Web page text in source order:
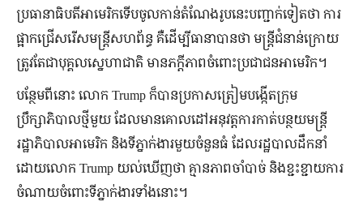
ប្រធានាធិបតីអាមេរិកទើបចូលកាន់តំណែងរូបនេះបញ្ជាក់ទៀតថា ការ
ផ្អាកជ្រើសរើសមន្ត្រីសហព័ន្ធ គឺដើម្បីធានាបានថា មន្ត្រីជំនាន់ក្រោយ
ត្រូវតែជាបុគ្គលស្នេហាជាតិ មានភក្ដីភាពចំពោះប្រជាជនអាមេរិក។
បន្ថែមពីនោះ លោក Trump ក៏បានប្រកាសត្រៀមបង្កើតក្រុម
ប្រឹក្សាភិបាលថ្មីមួយ ដែលមានគោលដៅអនុវត្តការកាត់បន្ថយមន្ត្រី
រដ្ឋាភិបាលអាមេរិក និងទីភ្នាក់ងារមួយចំនួនធំ ដែលរដ្ឋបាលដឹកនាំ
ដោយលោក Trump យល់ឃើញថា គ្មានភាពចាំបាច់ និងខ្ជះខ្ជាយការ
ចំណាយចំពោះទីភ្នាក់ងារទាំងនោះ។